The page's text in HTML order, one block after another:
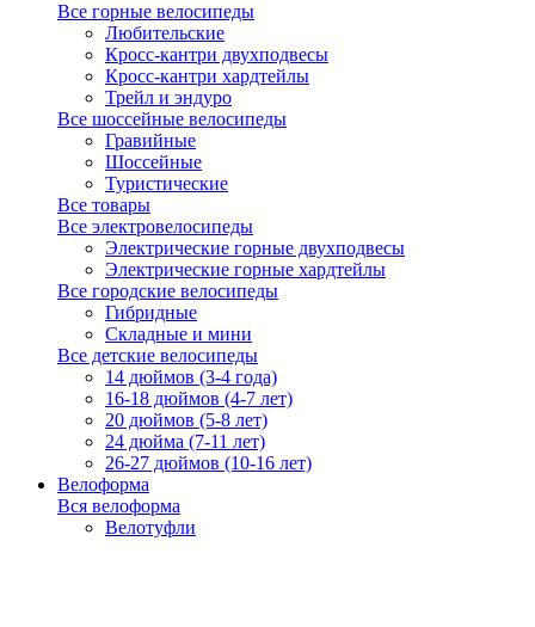
Все горные велосипеды
Любительские
Кросс-кантри двухподвесы
Кросс-кантри хардтейлы
Трейл и эндуро
Все шоссейные велосипеды
Гравийные
Шоссейные
Туристические
Все товары
Все электровелосипеды
Электрические горные двухподвесы
Электрические горные хардтейлы
Все городские велосипеды
Гибридные
Складные и мини
Все детские велосипеды
14 дюймов (3-4 года)
16-18 дюймов (4-7 лет)
20 дюймов (5-8 лет)
24 дюйма (7-11 лет)
26-27 дюймов (10-16 лет)
Велоформа
Вся велоформа
Велотуфли